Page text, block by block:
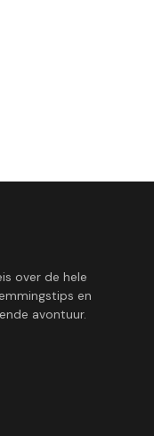
over de hele
en
avontuur.